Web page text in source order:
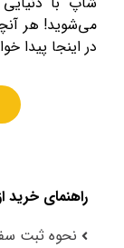
می‌شوید! هر
در اینجا پیدا
راهنمای
نحوه ثبت